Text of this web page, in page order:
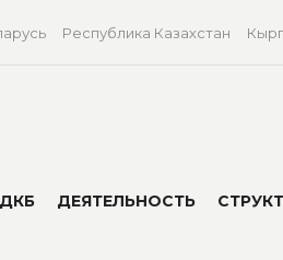
Республика Казахстан
ДЕЯТЕЛЬНОСТЬ